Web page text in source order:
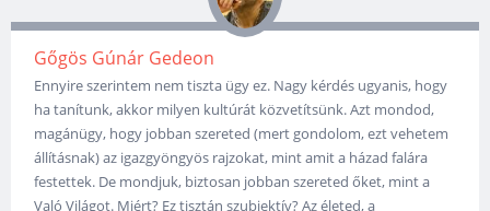
Gőgös Gúnár Gedeon
Ennyire szerintem nem tiszta ügy ez. Nagy kérdés ugyanis, hogy
ha tanítunk, akkor milyen kultúrát közvetítsünk. Azt mondod,
magánügy, hogy jobban szereted (mert gondolom, ezt vehetem
állításnak) az igazgyöngyös rajzokat, mint amit a házad falára
festettek. De mondjuk, biztosan jobban szereted őket, mint a
Való Világot. Miért? Ez tisztán szubjektív? Az életed, a